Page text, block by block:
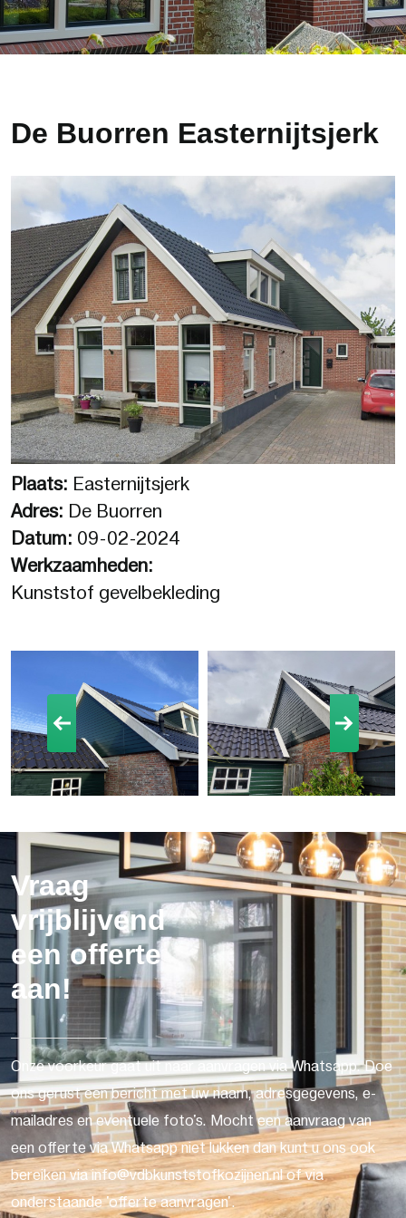
De Buorren Easternijtsjerk
Plaats: Easternijtsjerk
Adres: De Buorren
Datum: 09-02-2024
Werkzaamheden:
Kunststof gevelbekleding
Vraag
vrijblijvend
een offerte
aan!
Onze voorkeur gaat uit naar aanvragen via Whatsapp. Doe
ons gerust een bericht met uw naam, adresgegevens, e-
mailadres en eventuele foto's. Mocht een aanvraag van
een offerte via Whatsapp niet lukken dan kunt u ons ook
bereiken via info@vdbkunststofkozijnen.nl of via
onderstaande 'offerte aanvragen'.